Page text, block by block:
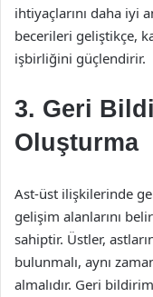
ihtiyaçlarını daha iyi
becerileri geliştikçe,
işbirliğini güçlendirir.
3. Geri
Oluşturma
Ast-üst ilişkilerinde
gelişim alanlarını
sahiptir. Üstler,
bulunmalı, aynı
almalıdır. Geri